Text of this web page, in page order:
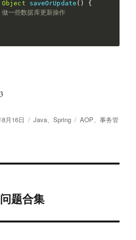
Object saveOrUpdate ( )
{
一些数据库更新操作
月16日
分
Java、Spring
标
AOP、事务管
题合集